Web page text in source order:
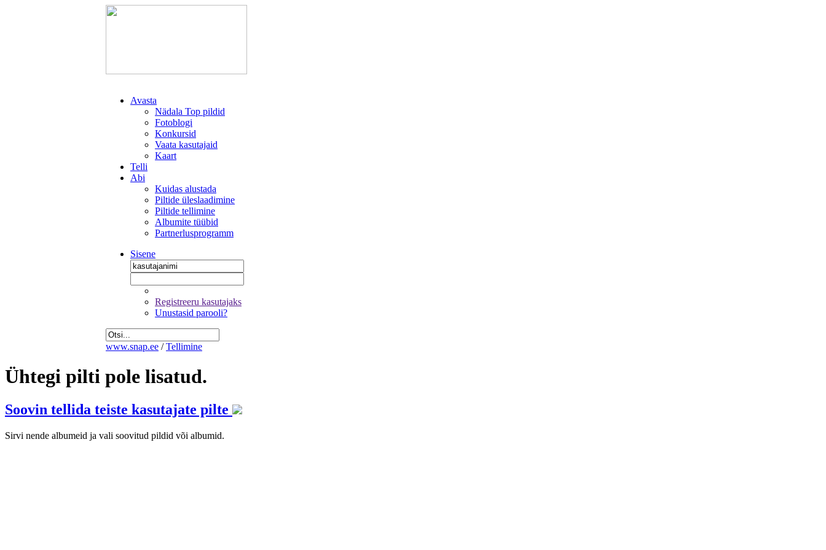
Avasta
Nädala Top pildid
Fotoblogi
Konkursid
Vaata kasutajaid
Kaart
Telli
Abi
Kuidas alustada
Piltide üleslaadimine
Piltide tellimine
Albumite tüübid
Partnerlusprogramm
Sisene
Registreeru kasutajaks
Unustasid parooli?
www.snap.ee / Tellimine
Ühtegi pilti pole lisatud.
Soovin tellida teiste kasutajate pilte
Sirvi nende albumeid ja vali soovitud pildid või albumid.